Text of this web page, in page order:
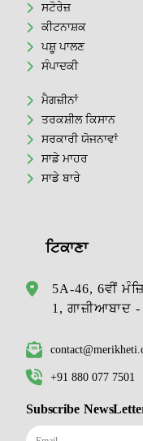
ਸਟੋਰੇਜ਼
ਕੀਟਨਾਸ਼ਕ
ਪਸ਼ੂ ਪਾਲਣ
ਸੰਪਾਦਕੀ
ਮੈਗਜ਼ੀਨਾਂ
ਤਰਕਸ਼ੀਲ ਕਿਸਾਨ
ਸਰਕਾਰੀ ਯੋਜਨਾਵਾਂ
ਸਾਡੇ ਮਾਹਰ
ਸਾਡੇ ਬਾਰੇ
ਟਿਕਾਣਾ
5A-46, 6ਵੀਂ
1, ਗਾਜ਼ੀਆਬਾਦ -
+91 880 077 7501
Subscribe